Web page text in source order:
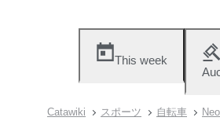
This week
Catawiki スポーツ 自転車